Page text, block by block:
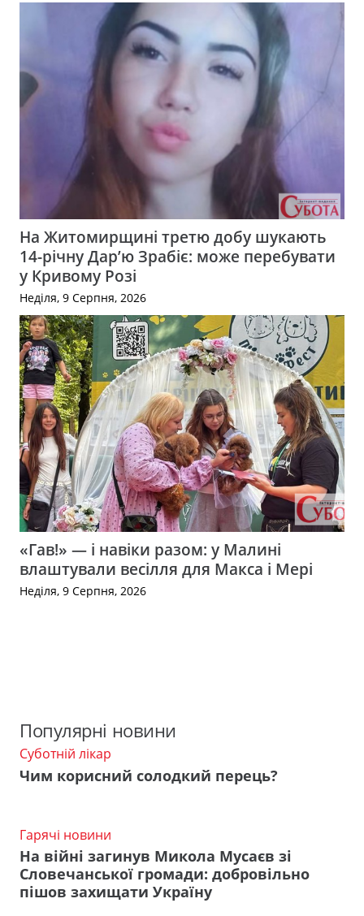
На Житомирщині третю добу шукають
14-річну Дар’ю Зрабіє: може перебувати
у Кривому Розі
Неділя, 9 Серпня, 2026
«Гав!» — і навіки разом: у Малині
влаштували весілля для Макса і Мері
Неділя, 9 Серпня, 2026
Популярні новини
Суботній лікар
Чим корисний солодкий перець?
Гарячі новини
На війні загинув Микола Мусаєв зі
Словечанської громади: добровільно
пішов захищати Україну